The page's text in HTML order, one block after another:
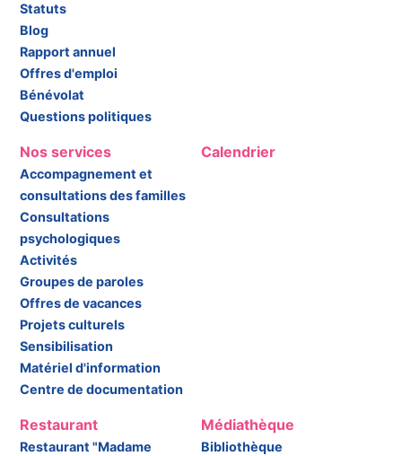
Statuts
Blog
Rapport annuel
Offres d'emploi
Bénévolat
Questions politiques
Nos services
Accompagnement et
consultations des familles
Consultations
psychologiques
Activités
Groupes de paroles
Offres de vacances
Projets culturels
Sensibilisation
Matériel d'information
Centre de documentation
Calendrier
Restaurant
Restaurant "Madame
Médiathèque
Bibliothèque